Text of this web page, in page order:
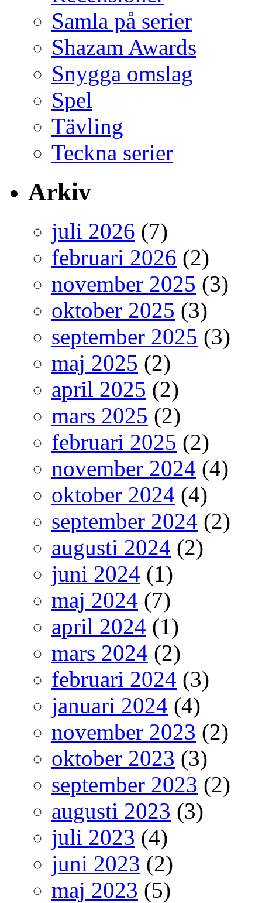
Samla på serier
Shazam Awards
Snygga omslag
Spel
Tävling
Teckna serier
Arkiv
juli 2026 (7)
februari 2026 (2)
november 2025 (3)
oktober 2025 (3)
september 2025 (3)
maj 2025 (2)
april 2025 (2)
mars 2025 (2)
februari 2025 (2)
november 2024 (4)
oktober 2024 (4)
september 2024 (2)
augusti 2024 (2)
juni 2024 (1)
maj 2024 (7)
april 2024 (1)
mars 2024 (2)
februari 2024 (3)
januari 2024 (4)
november 2023 (2)
oktober 2023 (3)
september 2023 (2)
augusti 2023 (3)
juli 2023 (4)
juni 2023 (2)
maj 2023 (5)